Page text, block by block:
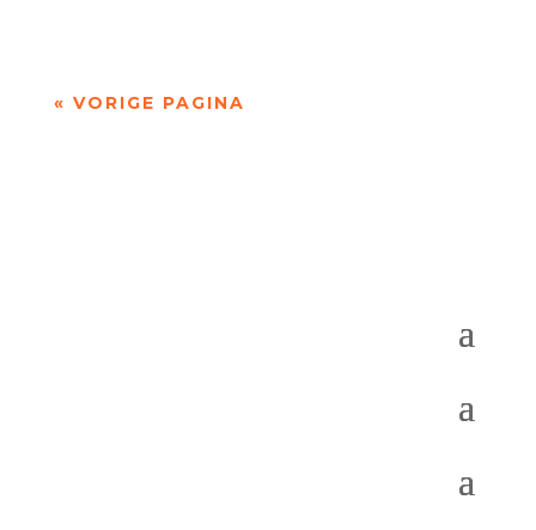
« VORIGE PAGINA